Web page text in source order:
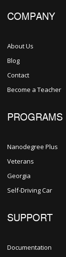
COMPANY
About Us
Blog
Contact
Become a Teacher
PROGRAMS
Nanodegree Plus
Veterans
Georgia
Self-Driving Car
SUPPORT
Documentation